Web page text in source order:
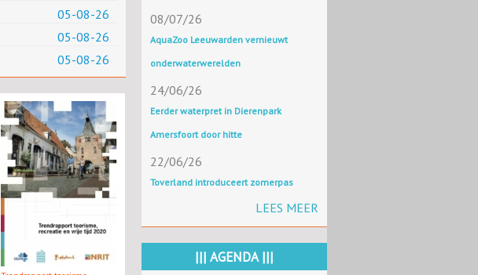
05-08-26
05-08-26
05-08-26
08/07/26
AquaZoo Leeuwarden vernieuwt
onderwaterwerelden
24/06/26
Eerder waterpret in Dierenpark
Amersfoort door hitte
22/06/26
Toverland introduceert zomerpas
LEES MEER
||| AGENDA |||